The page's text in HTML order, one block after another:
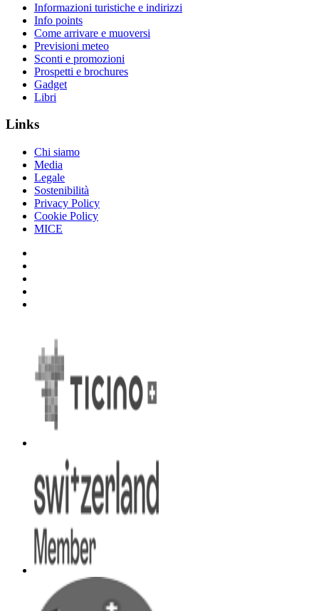
Informazioni turistiche e indirizzi
Info points
Come arrivare e muoversi
Previsioni meteo
Sconti e promozioni
Prospetti e brochures
Gadget
Libri
Links
Chi siamo
Media
Legale
Sostenibilità
Privacy Policy
Cookie Policy
MICE